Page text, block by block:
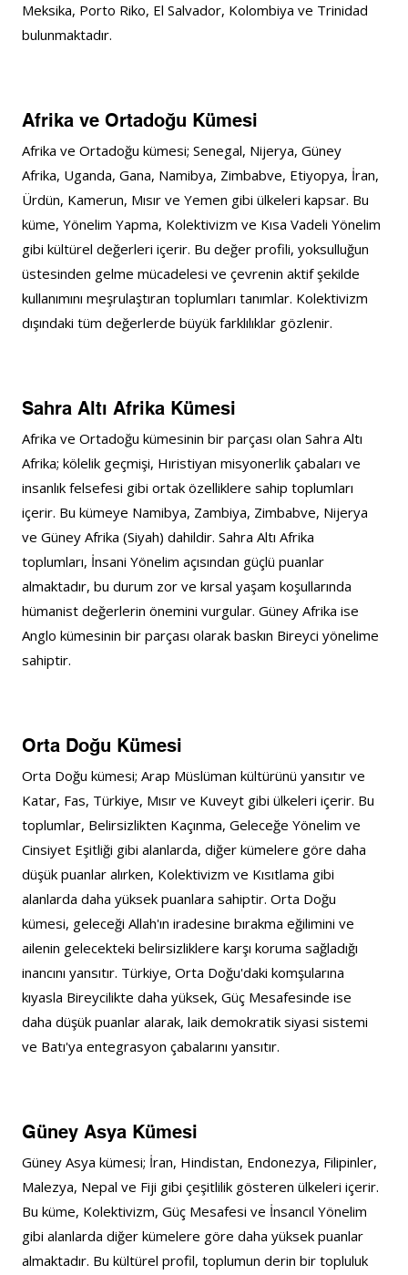
Meksika, Porto Riko, El Salvador, Kolombiya ve Trinidad
bulunmaktadır.
Afrika ve Ortadoğu Kümesi
Afrika ve Ortadoğu kümesi; Senegal, Nijerya, Güney
Afrika, Uganda, Gana, Namibya, Zimbabve, Etiyopya, İran,
Ürdün, Kamerun, Mısır ve Yemen gibi ülkeleri kapsar. Bu
küme, Yönelim Yapma, Kolektivizm ve Kısa Vadeli Yönelim
gibi kültürel değerleri içerir. Bu değer profili, yoksulluğun
üstesinden gelme mücadelesi ve çevrenin aktif şekilde
kullanımını meşrulaştıran toplumları tanımlar. Kolektivizm
dışındaki tüm değerlerde büyük farklılıklar gözlenir.
Sahra Altı Afrika Kümesi
Afrika ve Ortadoğu kümesinin bir parçası olan Sahra Altı
Afrika; kölelik geçmişi, Hıristiyan misyonerlik çabaları ve
insanlık felsefesi gibi ortak özelliklere sahip toplumları
içerir. Bu kümeye Namibya, Zambiya, Zimbabve, Nijerya
ve Güney Afrika (Siyah) dahildir. Sahra Altı Afrika
toplumları, İnsani Yönelim açısından güçlü puanlar
almaktadır, bu durum zor ve kırsal yaşam koşullarında
hümanist değerlerin önemini vurgular. Güney Afrika ise
Anglo kümesinin bir parçası olarak baskın Bireyci yönelime
sahiptir.
Orta Doğu Kümesi
Orta Doğu kümesi; Arap Müslüman kültürünü yansıtır ve
Katar, Fas, Türkiye, Mısır ve Kuveyt gibi ülkeleri içerir. Bu
toplumlar, Belirsizlikten Kaçınma, Geleceğe Yönelim ve
Cinsiyet Eşitliği gibi alanlarda, diğer kümelere göre daha
düşük puanlar alırken, Kolektivizm ve Kısıtlama gibi
alanlarda daha yüksek puanlara sahiptir. Orta Doğu
kümesi, geleceği Allah'ın iradesine bırakma eğilimini ve
ailenin gelecekteki belirsizliklere karşı koruma sağladığı
inancını yansıtır. Türkiye, Orta Doğu'daki komşularına
kıyasla Bireycilikte daha yüksek, Güç Mesafesinde ise
daha düşük puanlar alarak, laik demokratik siyasi sistemi
ve Batı'ya entegrasyon çabalarını yansıtır.
Güney Asya Kümesi
Güney Asya kümesi; İran, Hindistan, Endonezya, Filipinler,
Malezya, Nepal ve Fiji gibi çeşitlilik gösteren ülkeleri içerir.
Bu küme, Kolektivizm, Güç Mesafesi ve İnsancıl Yönelim
gibi alanlarda diğer kümelere göre daha yüksek puanlar
almaktadır. Bu kültürel profil, toplumun derin bir topluluk